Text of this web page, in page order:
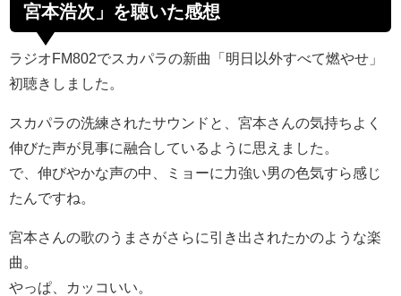
宮本浩次」を聴いた感想
ラジオFM802でスカパラの新曲「明日以外すべて燃やせ」
初聴きしました。
スカパラの洗練されたサウンドと、宮本さんの気持ちよく
伸びた声が見事に融合しているように思えました。
で、伸びやかな声の中、ミョーに力強い男の色気すら感じ
たんですね。
宮本さんの歌のうまさがさらに引き出されたかのような楽
曲。
やっぱ、カッコいい。